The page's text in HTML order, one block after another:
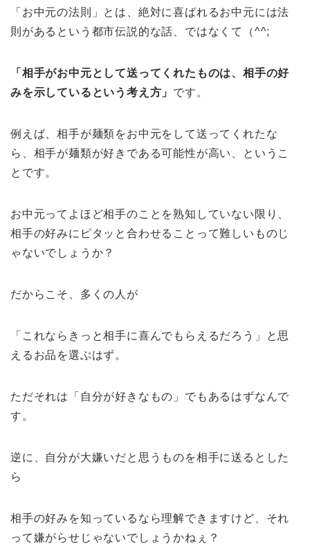
「お中元の法則」とは、絶対に喜ばれるお中元には法
則があるという都市伝説的な話、ではなくて（^^;
「相手がお中元として送ってくれたものは、相手の好
みを示しているという考え方」 です。
例えば、相手が麺類をお中元をして送ってくれたな
ら、相手が麺類が好きである可能性が高い、というこ
とです。
お中元ってよほど相手のことを熟知していない限り、
相手の好みにピタッと合わせることって難しいものじ
ゃないでしょうか？
だからこそ、多くの人が
「これならきっと相手に喜んでもらえるだろう」と思
えるお品を選ぶはず。
ただそれは「自分が好きなもの」でもあるはずなんで
す。
逆に、自分が大嫌いだと思うものを相手に送るとした
ら
相手の好みを知っているなら理解できますけど、それ
って嫌がらせじゃないでしょうかねぇ？